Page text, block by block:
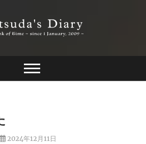
Diary
2024年12月11日